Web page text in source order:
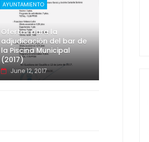
AYUNTAMIENTO
Ofertas para la
adjudicación del bar de
la Piscina Municipal
(2017)
June 12, 2017